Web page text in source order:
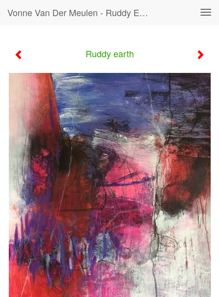
Vonne Van Der Meulen - Ruddy Earth
Ruddy earth